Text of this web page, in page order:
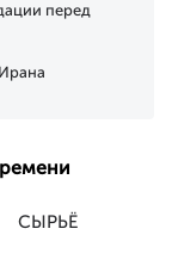
перед
СЫРЬЁ